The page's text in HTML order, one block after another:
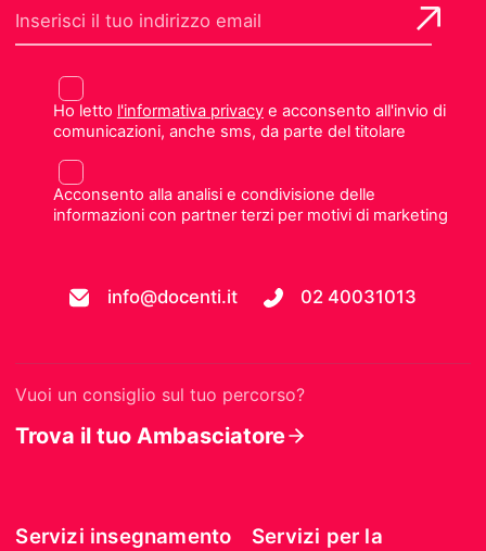
Ho letto l'informativa privacye acconsento all'invio di
comunicazioni, anche sms, da parte del titolare
Acconsento alla analisi e condivisione delle
informazioni con partner terzi per motivi di marketing
info@docenti.it 02 40031013
Vuoi un consiglio sul tuo percorso?
Trova il tuo Ambasciatore
Servizi insegnamento
Servizi per la